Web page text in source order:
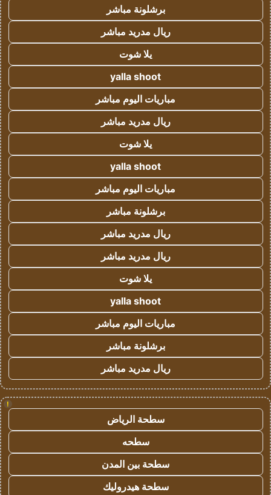
برشلونة مباشر
ريال مدريد مباشر
يلا شوت
yalla shoot
مباريات اليوم مباشر
ريال مدريد مباشر
يلا شوت
yalla shoot
مباريات اليوم مباشر
برشلونة مباشر
ريال مدريد مباشر
ريال مدريد مباشر
يلا شوت
yalla shoot
مباريات اليوم مباشر
برشلونة مباشر
ريال مدريد مباشر
!
سطحة الرياض
سطحه
سطحة بين المدن
سطحة هيدروليك